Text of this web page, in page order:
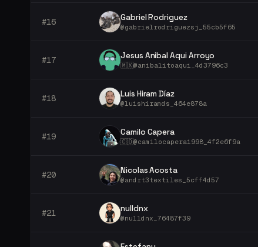
#16 Gabriel Rodriguez
@gabrielrodriguezsj_55cb5f65
#17 Jesus Anibal Aqui Arroyo
🇲🇽 @anibalitoaqui_4d3796c3
#18 Luis Hiram Díaz
@luishiramds_464e878a
#19 Camilo Capera
🇨🇴 @camilocapera1998_4f2e6f9a
#20 Nicolas Acosta
@andrt3textiles_5cff4d57
#21 nulldnx
@nulldnx_76487f39